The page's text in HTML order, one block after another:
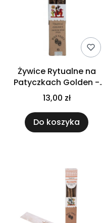
Żywice Rytualne na
Patyczkach Golden -
Nag Champa
13,00 zł
Do koszyka